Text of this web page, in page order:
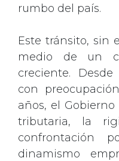
rumbo del país.
Este tránsito, sin
medio de un
creciente. Desde
con
años, el
tributaria, la
confrontación
dinamismo